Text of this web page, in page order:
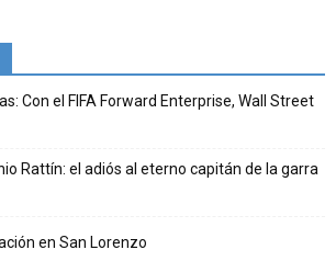
Con el FIFA Forward Enterprise, Wall Street
Rattín: el adiós al eterno capitán de la garra
en San Lorenzo